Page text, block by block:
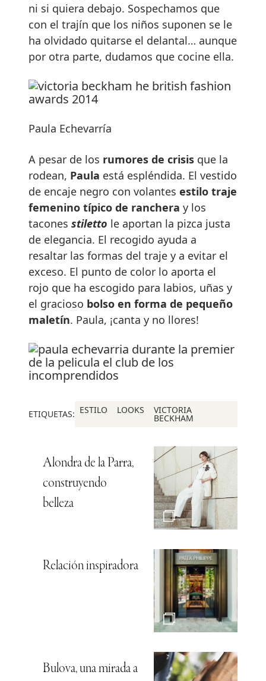
ni si quiera debajo. Sospechamos que
con el trajín que los niños suponen se le
ha olvidado quitarse el delantal… aunque
por otra parte, dudamos que cocine ella.
Paula Echevarría
A pesar de los rumores de crisis que la
rodean, Paula está espléndida. El vestido
de encaje negro con volantes estilo traje
femenino típico de ranchera y los
tacones stiletto le aportan la pizca justa
de elegancia. El recogido ayuda a
resaltar las formas del traje y a evitar el
exceso. El punto de color lo aporta el
rojo que ha escogido para labios, uñas y
el gracioso bolso en forma de pequeño
maletín. Paula, ¡canta y no llores!
ETIQUETAS: ESTILO LOOKS VICTORIA
BECKHAM
Alondra de la Parra,
construyendo
belleza
Relación inspiradora
Bulova, una mirada a